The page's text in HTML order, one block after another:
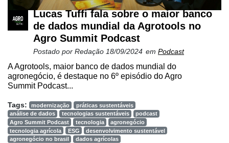
Lucas Tuffi fala sobre o maior banco
de dados mundial da Agrotools no
Agro Summit Podcast
Postado por Redação 18/09/2024 em Podcast
A Agrotools, maior banco de dados mundial do
agronegócio, é destaque no 6º episódio do Agro
Summit Podcast...
Tags: modernização
práticas sustentáveis
análise de dados
tecnologias sustentáveis
podcast
Agro Summit Podcast
tecnologia
agronegócio
tecnologia agrícola
ESG
desenvolvimento sustentável
agronegócio no brasil
dados agrícolas